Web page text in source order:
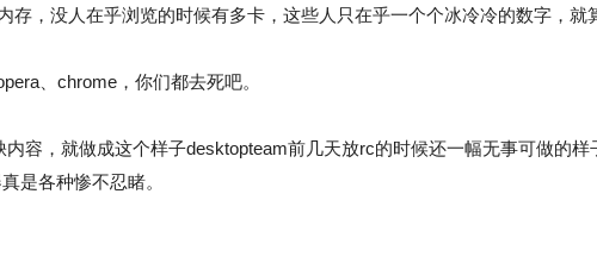
存，没人在乎浏览的时候有多卡，这些人只在乎一个个冰冷冷的数字，就
、chrome，你们都去死吧。
容，就做成这个样子desktopteam前几天放rc的时候还一幅无事可做的样
是各种惨不忍睹。